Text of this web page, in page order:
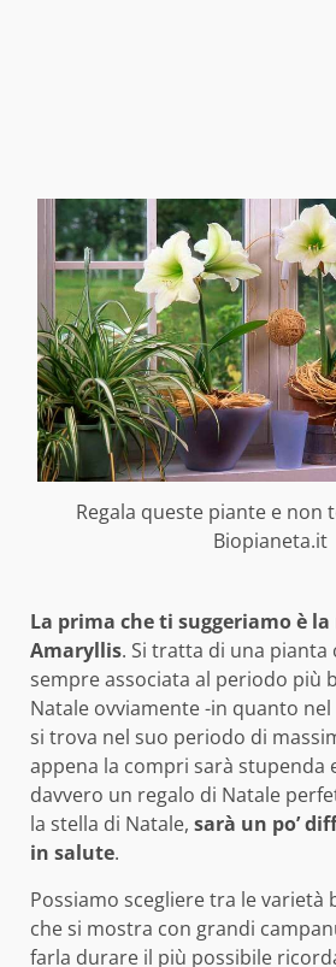
Regala queste piante e non
Biopianeta.it
La prima che ti suggeriamo è
Amaryllis. Si tratta di una pianta
sempre associata al periodo più
Natale ovviamente -in quanto
si trova nel suo periodo di
appena la compri sarà stupenda
davvero un regalo di Natale
la stella di Natale, sarà un po’
in salute.
Possiamo scegliere tra le varietà
che si mostra con grandi
farla durare il più possibile